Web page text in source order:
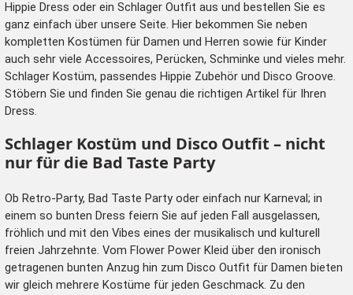
Hippie Dress oder ein Schlager Outfit aus und bestellen Sie es
ganz einfach über unsere Seite. Hier bekommen Sie neben
kompletten Kostümen für Damen und Herren sowie für Kinder
auch sehr viele Accessoires, Perücken, Schminke und vieles mehr.
Schlager Kostüm, passendes Hippie Zubehör und Disco Groove.
Stöbern Sie und finden Sie genau die richtigen Artikel für Ihren
Dress.
Schlager Kostüm und Disco Outfit – nicht
nur für die Bad Taste Party
Ob Retro-Party, Bad Taste Party oder einfach nur Karneval; in
einem so bunten Dress feiern Sie auf jeden Fall ausgelassen,
fröhlich und mit den Vibes eines der musikalisch und kulturell
freien Jahrzehnte. Vom Flower Power Kleid über den ironisch
getragenen bunten Anzug hin zum Disco Outfit für Damen bieten
wir gleich mehrere Kostüme für jeden Geschmack. Zu den